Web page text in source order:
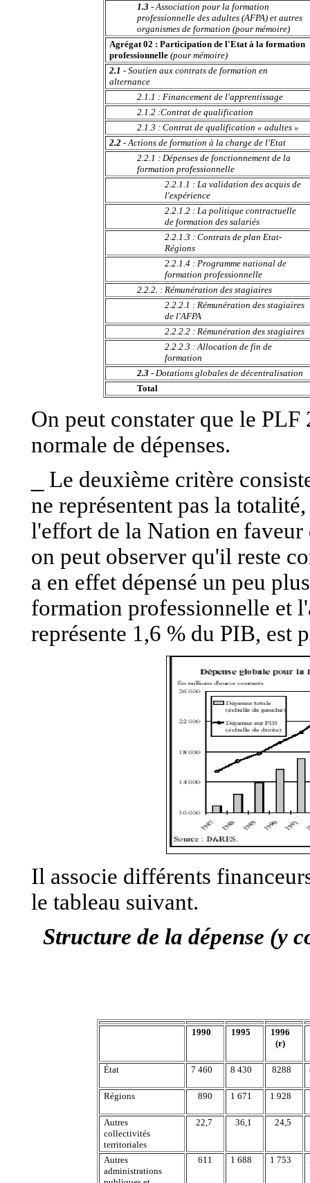
1.3 - Association pour la formation
professionnelle des adultes (AFPA) et autres
organismes de formation (pour mémoire)
Agrégat 02 : Participation de l'Etat à la formation
professionnelle(pour mémoire)
2.1 - Soutien aux contrats de formation en
alternance
2.1.1 : Financement de l'apprentissage
2.1.2 :Contrat de qualification
2.1.3 : Contrat de qualification « adultes »
2.2 - Actions de formation à la charge de l'Etat
2.2.1 : Dépenses de fonctionnement de la
formation professionnelle
2.2.1.1 : La validation des acquis de
l'expérience
2.2.1.2 : La politique contractuelle
de formation des salariés
2.2.1.3 : Contrats de plan Etat-
Régions
2.2.1.4 : Programme national de
formation professionnelle
2.2.2. : Rémunération des stagiaires
2.2.2.1 : Rémunération des stagiaires
de l'AFPA
2.2.2.2 : Rémunération des stagiaires
2.2.2.3 : Allocation de fin de
formation
2.3 - Dotations globales de décentralisation
Total
On peut constater que le
normale de dépenses.
Le deuxième critère
ne représentent pas la
l'effort de la Nation en
on peut observer qu'il reste
a en effet dépensé un peu
formation professionnelle et
représente 1,6 % du PIB, est
Il associe différents
le tableau suivant.
Structure de la dépense (y
1990 1995
1996
(r)
État 7 460 8 430 8288
Régions 890 1 671 1 928
Autres
collectivités
territoriales
22,7 36,1 24,5
Autres
administrations
611 1 688 1 753